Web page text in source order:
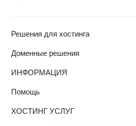
Решения для хостинга
Доменные решения
ИНФОРМАЦИЯ
Помощь
ХОСТИНГ УСЛУГ